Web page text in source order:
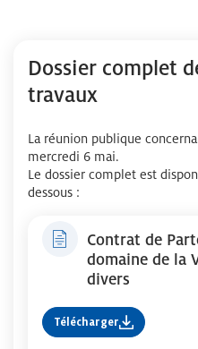
Dossier complet
travaux
La réunion publique
mercredi 6 mai.
Le dossier complet est
dessous :
Contrat de
domaine de la
divers
Télécharger